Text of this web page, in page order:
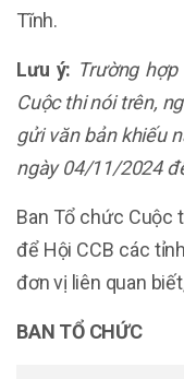
Tĩnh.
Lưu ý: Trường
Cuộc thi nói trên,
gửi văn bản khiếu
ngày 04/11/2024
Ban Tổ chức Cuộc
để Hội CCB các
đơn vị liên quan
BAN TỔ CHỨC